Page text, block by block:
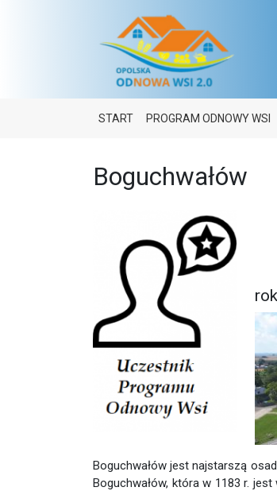
Main Navigation
START PROGRAM ODNOWY WSI
Boguchwałów
Boguchwałów jest najstarszą
Boguchwałów, która w 1183 r.